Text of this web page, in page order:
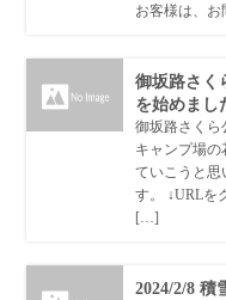
お客様は、
御坂路さく
を始めまし
御坂路さくら
キャンプ場の
ていこうと思
す。 ↓URLを
[…]
2024/2/8 積